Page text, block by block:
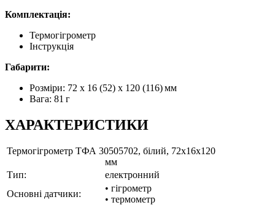
Комплектація:
Термогігрометр
Інструкція
Габарити:
Розміри: 72 х 16 (52) х 120 (116) мм
Вага: 81 г
ХАРАКТЕРИСТИКИ
Термогігрометр ТФА 30505702, білий, 72x16x120
мм
Тип:
електронний
Основні датчики:
• гігрометр
• термометр